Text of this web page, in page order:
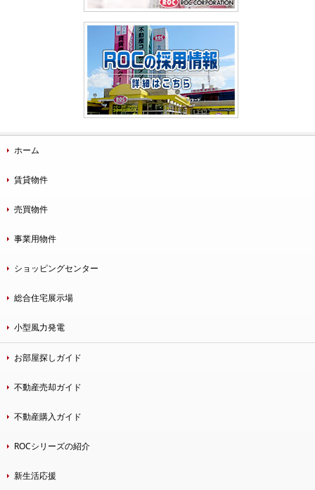
ホーム
賃貸物件
売買物件
事業用物件
ショッピングセンター
総合住宅展示場
小型風力発電
お部屋探しガイド
不動産売却ガイド
不動産購入ガイド
ROCシリーズの紹介
新生活応援